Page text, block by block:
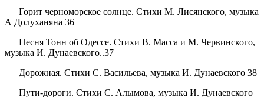
Горит черноморское солнце. Стихи М. Лисянского, музыка
А Долуханяна 36
Песня Тонн об Одессе. Стихи В. Масса и М. Червинского,
музыка И. Дунаевского..37
Дорожная. Стихи С. Васильева, музыка И. Дунаевского 38
Пути-дороги. Стихи С. Алымова, музыка И. Дунаевского